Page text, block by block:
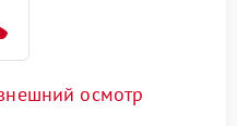
осмотр